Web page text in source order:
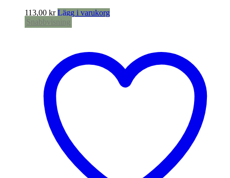
113,00 kr Lägg i varukorg
Snabbvisning